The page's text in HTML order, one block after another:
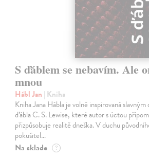
S ďáblem se nebavím. Ale
mnou
Hábl Jan | Kniha
Kniha Jana Hábla je volně inspirovaná
ďábla C. S. Lewise, které autor s úctou
přizpůsobuje realitě dneška. V duchu
pokušitel…
Na sklade ?